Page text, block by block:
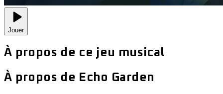
Jouer
À propos de ce jeu musical
À propos de Echo Garden